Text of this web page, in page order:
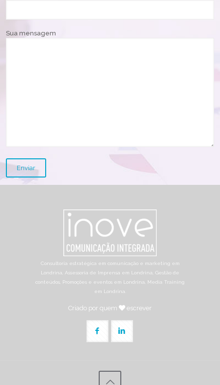
Sua mensagem
Consultoria estratégica em comunicação e marketing em
Londrina, Assessoria de Imprensa em Londrina, Gestão de
conteúdos, Promoções e eventos em Londrina, Media Training
em Londrina.
Criado por quem escrever